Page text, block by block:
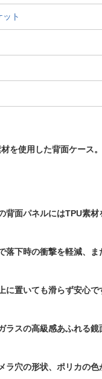
ト
を使用した背面ケース。
面パネルにはTPU素
落下時の衝撃を軽減、
置いても滑らず安心で
スの高級感あふれる鏡
穴の形状、ポリカの色